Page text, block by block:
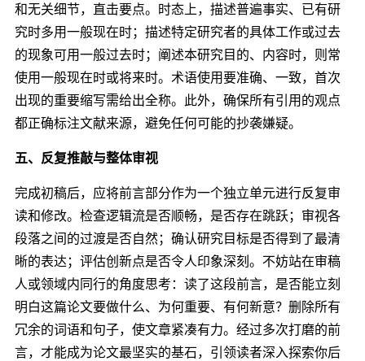
和无关细节，直击要点。时态上，描述普遍事实、已有研
究时多用一般现在时；描述特定研究者的具体工作或过去
的现象可用一般过去时；阐述本研究目的、内容时，则常
使用一般现在时或将来时。术语使用要准确、一致，首次
出现的重要缩写需给出全称。此外，确保所有引用的观点
都正确标注文献来源，避免任何可能的抄袭嫌疑。
五、反复推敲与整体审视
完成初稿后，应将前言部分作为一个独立单元进行反复审
读和修改。检查逻辑流是否顺畅，是否存在跳跃；审视各
段落之间的过渡是否自然；确认研究目标是否得到了最清
晰的表达；评估创新点是否令人印象深刻。不妨站在审稿
人或领域内同行的角度思考：读了这段前言，是否能立刻
明白这篇论文要做什么、为何重要、有何新意？删除所有
冗余的词语和句子，使文章紧凑有力。经过多次打磨的前
言，才能成为论文最坚实的基石，引领读者深入探索你后